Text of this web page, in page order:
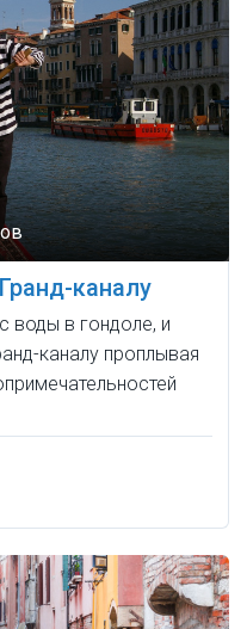
каналу
воды в гондоле, и
каналу проплывая